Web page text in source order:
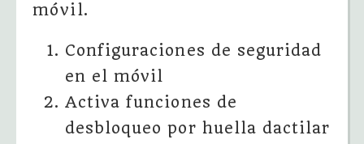
móvil.
Configuraciones de seguridad
en el móvil
Activa funciones de
desbloqueo por huella dactilar